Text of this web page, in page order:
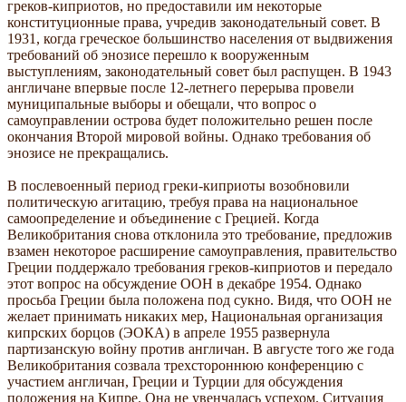
греков-киприотов, но предоставили им некоторые
конституционные права, учредив законодательный совет. В
1931, когда греческое большинство населения от выдвижения
требований об энозисе перешло к вооруженным
выступлениям, законодательный совет был распущен. В 1943
англичане впервые после 12-летнего перерыва провели
муниципальные выборы и обещали, что вопрос о
самоуправлении острова будет положительно решен после
окончания Второй мировой войны. Однако требования об
энозисе не прекращались.
В послевоенный период греки-киприоты возобновили
политическую агитацию, требуя права на национальное
самоопределение и объединение с Грецией. Когда
Великобритания снова отклонила это требование, предложив
взамен некоторое расширение самоуправления, правительство
Греции поддержало требования греков-киприотов и передало
этот вопрос на обсуждение ООН в декабре 1954. Однако
просьба Греции была положена под сукно. Видя, что ООН не
желает принимать никаких мер, Национальная организация
кипрских борцов (ЭОКА) в апреле 1955 развернула
партизанскую войну против англичан. В августе того же года
Великобритания созвала трехстороннюю конференцию с
участием англичан, Греции и Турции для обсуждения
положения на Кипре. Она не увенчалась успехом. Ситуация